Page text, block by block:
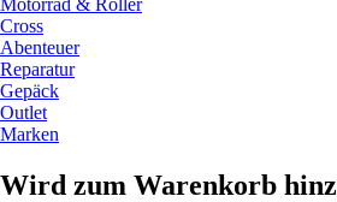
Cross
Abenteuer
Reparatur
Gepäck
Outlet
Marken
Wird zum Warenkorb